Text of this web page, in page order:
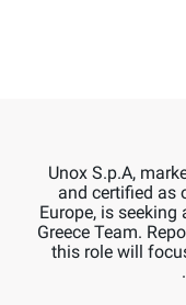
Unox S.p.A,
and certified as
Europe, is
Greece Team.
this role will